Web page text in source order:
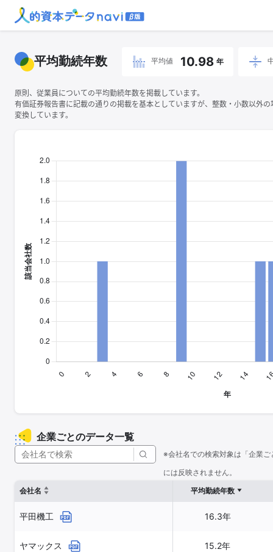
平均勤続年数 平均値 10.98 年
原則、従業員についての平均勤続年数を掲載しています。
有価証券報告書に記載の通りの掲載を基本としていますが、整数・小数以外
変換しています。
企業ごとのデータ一覧
※会社名での検索対象は「企業
には反映されません。
会社名
平均勤続年数
平田機工 16.3年
ヤマックス 15.2年